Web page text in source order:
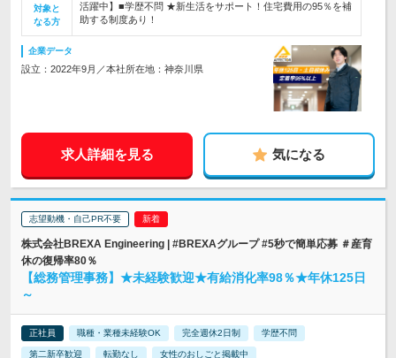
対象と
なる方
活躍中】■学歴不問 ★新生活をサポート！住宅費用の95％を補
助する制度あり！
企業データ
設立：2022年9月／本社所在地：神奈川県
求人詳細を見る 気になる
志望動機・自己PR不要
株式会社BREXA Engineering | #BREXAグループ #5秒で簡単応募 ＃産育
休の復帰率80％
【総務管理事務】★未経験歓迎★有給消化率98％★年休125日
～
正社員 職種・業種未経験OK 完全週休2日制 学歴不問
第二新卒歓迎 転勤なし 女性のおしごと掲載中